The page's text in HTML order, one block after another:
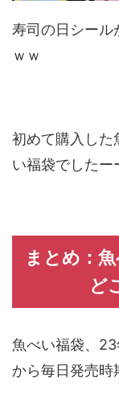
寿司の日シール
ｗｗ
初めて購入した
い福袋でしたー
まとめ：
ど
魚べい福袋、23
から毎日発売時